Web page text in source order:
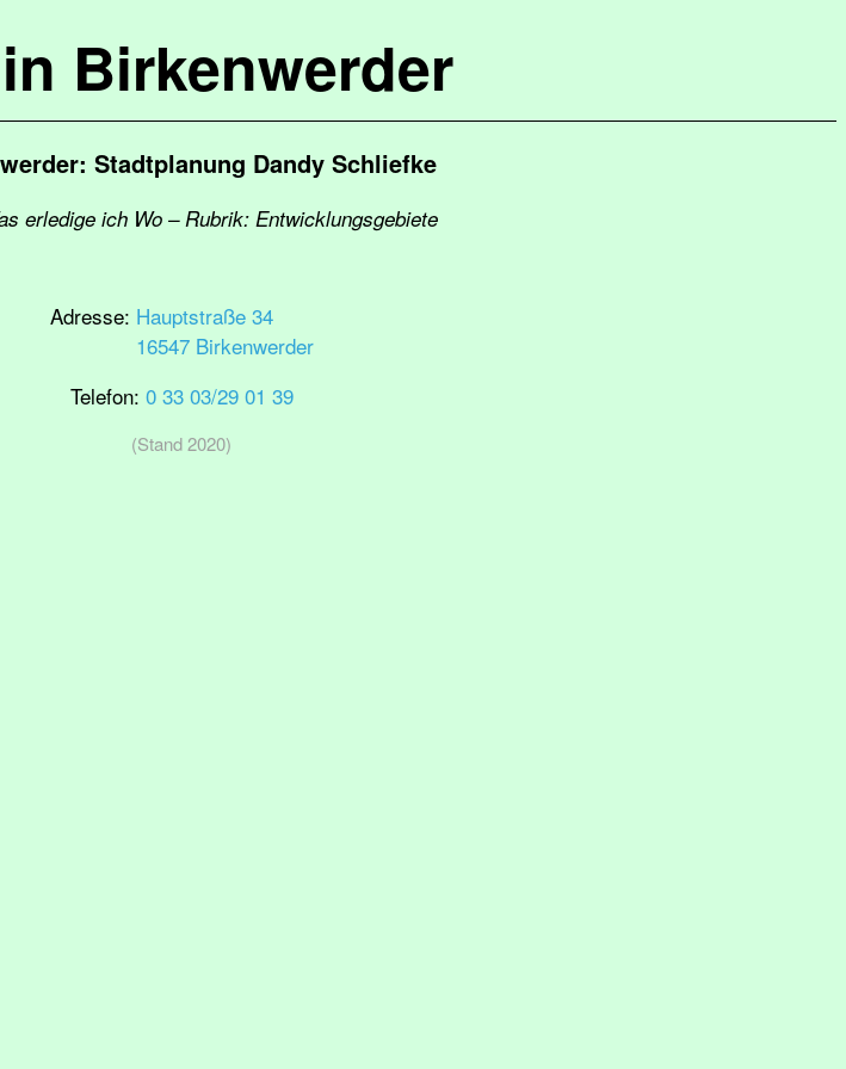
Birkenwerder
Stadtplanung Dandy Schliefke
erledige ich Wo – Rubrik: Entwicklungsgebiete
Adresse: Hauptstraße 34
16547 Birkenwerder
Telefon: 0 33 03/29 01 39
(Stand 2020)